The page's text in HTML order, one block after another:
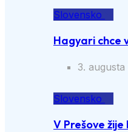
Slovensko
Hagyari chce
3. augusta
Slovensko
V Prešove